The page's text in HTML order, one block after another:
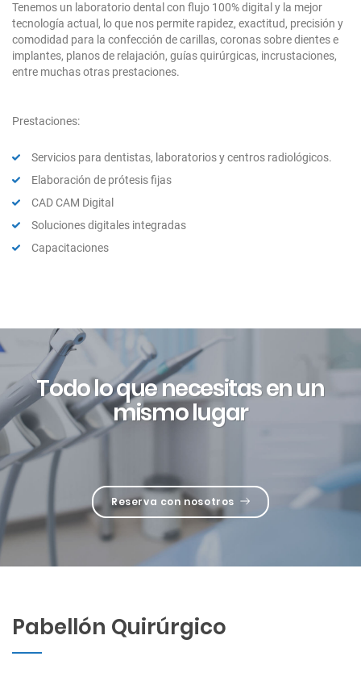
Tenemos un laboratorio dental con flujo 100% digital y la mejor
tecnología actual, lo que nos permite rapidez, exactitud, precisión y
comodidad para la confección de carillas, coronas sobre dientes e
implantes, planos de relajación, guías quirúrgicas, incrustaciones,
entre muchas otras prestaciones.
Prestaciones:
Servicios para dentistas, laboratorios y centros radiológicos.
Elaboración de prótesis fijas
CAD CAM Digital
Soluciones digitales integradas
Capacitaciones
Todo lo que necesitas en un
mismo lugar
Reserva con nosotros
Pabellón Quirúrgico